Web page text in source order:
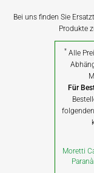
Bei uns finden Sie
Produkte
* Alle
Für
Moretti